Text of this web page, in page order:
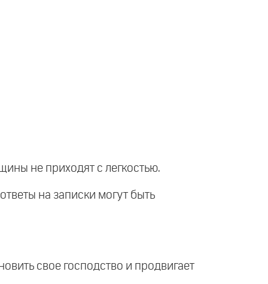
не приходят с легкостью.
на записки могут быть
свое господство и продвигает